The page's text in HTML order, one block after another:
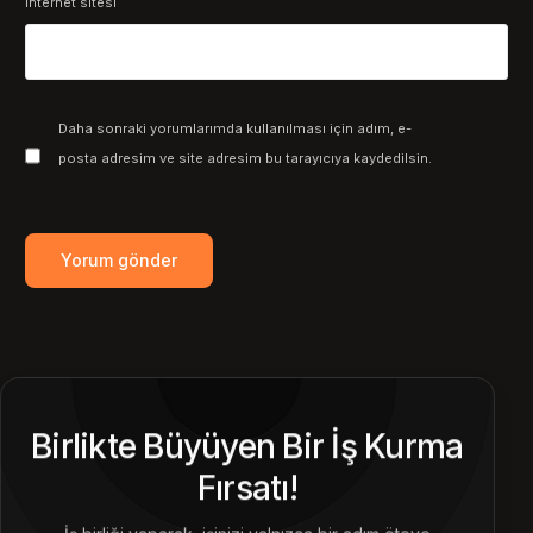
Daha sonraki yorumlarımda kullanılması için adım, e-
posta adresim ve site adresim bu tarayıcıya kaydedilsin.
Birlikte Büyüyen Bir İş Kurma
Fırsatı!